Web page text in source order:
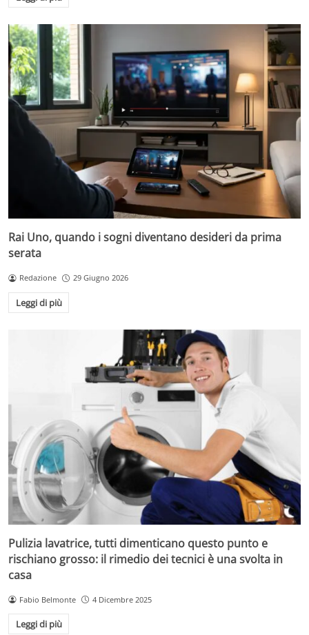
Rai Uno, quando i sogni diventano desideri da prima
serata
Redazione 29 Giugno 2026
Leggi di più
Pulizia lavatrice, tutti dimenticano questo punto e
rischiano grosso: il rimedio dei tecnici è una svolta in
casa
Fabio Belmonte 4 Dicembre 2025
Leggi di più